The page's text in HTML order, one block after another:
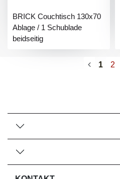
BRICK Couchtisch 130x70
Ablage / 1 Schublade
beidseitig
1 2